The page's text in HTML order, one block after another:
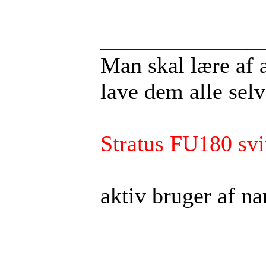
Man skal lære af
lave dem alle selv
Stratus FU180
aktiv bruger af